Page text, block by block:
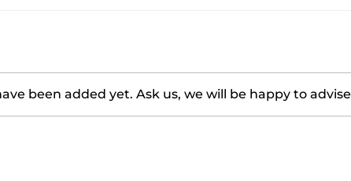
been added yet. Ask us, we will be happy to advise